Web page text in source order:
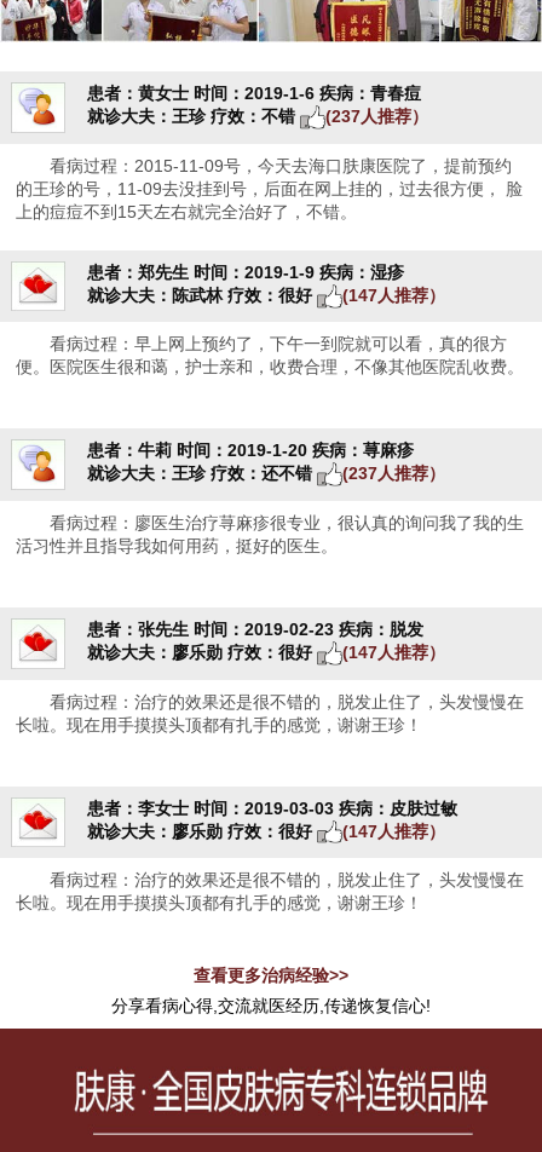
患者：黄女士 时间：2019-1-6 疾病：青春痘
就诊大夫：王珍 疗效：不错 (237人推荐）
看病过程：2015-11-09号，今天去海口肤康医院了，提前预约
的王珍的号，11-09去没挂到号，后面在网上挂的，过去很方便， 脸
上的痘痘不到15天左右就完全治好了，不错。
患者：郑先生 时间：2019-1-9 疾病：湿疹
就诊大夫：陈武林 疗效：很好 (147人推荐）
看病过程：早上网上预约了，下午一到院就可以看，真的很方
便。医院医生很和蔼，护士亲和，收费合理，不像其他医院乱收费。
患者：牛莉 时间：2019-1-20 疾病：荨麻疹
就诊大夫：王珍 疗效：还不错 (237人推荐）
看病过程：廖医生治疗荨麻疹很专业，很认真的询问我了我的生
活习性并且指导我如何用药，挺好的医生。
患者：张先生 时间：2019-02-23 疾病：脱发
就诊大夫：廖乐勋 疗效：很好 (147人推荐）
看病过程：治疗的效果还是很不错的，脱发止住了，头发慢慢在
长啦。现在用手摸摸头顶都有扎手的感觉，谢谢王珍！
患者：李女士 时间：2019-03-03 疾病：皮肤过敏
就诊大夫：廖乐勋 疗效：很好 (147人推荐）
看病过程：治疗的效果还是很不错的，脱发止住了，头发慢慢在
长啦。现在用手摸摸头顶都有扎手的感觉，谢谢王珍！
查看更多治病经验>>
分享看病心得,交流就医经历,传递恢复信心!